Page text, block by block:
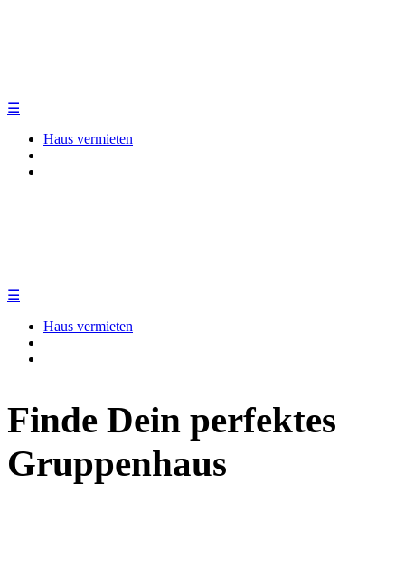
☰
Haus vermieten
☰
Haus vermieten
Finde Dein perfektes
Gruppenhaus